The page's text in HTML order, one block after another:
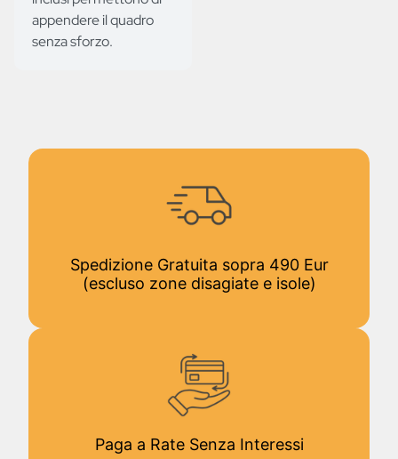
appendere il quadro
senza sforzo.
Spedizione Gratuita sopra 490 Eur
(escluso zone disagiate e isole)
Paga a Rate Senza Interessi